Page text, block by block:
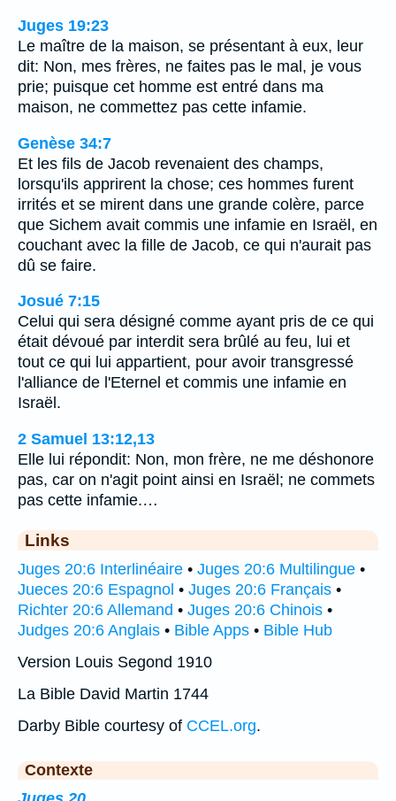
Juges 19:23
Le maître de la maison, se présentant à eux, leur
dit: Non, mes frères, ne faites pas le mal, je vous
prie; puisque cet homme est entré dans ma
maison, ne commettez pas cette infamie.
Genèse 34:7
Et les fils de Jacob revenaient des champs,
lorsqu'ils apprirent la chose; ces hommes furent
irrités et se mirent dans une grande colère, parce
que Sichem avait commis une infamie en Israël, en
couchant avec la fille de Jacob, ce qui n'aurait pas
dû se faire.
Josué 7:15
Celui qui sera désigné comme ayant pris de ce qui
était dévoué par interdit sera brûlé au feu, lui et
tout ce qui lui appartient, pour avoir transgressé
l'alliance de l'Eternel et commis une infamie en
Israël.
2 Samuel 13:12,13
Elle lui répondit: Non, mon frère, ne me déshonore
pas, car on n'agit point ainsi en Israël; ne commets
pas cette infamie.…
Links
Juges 20:6 Interlinéaire • Juges 20:6 Multilingue •
Jueces 20:6 Espagnol • Juges 20:6 Français •
Richter 20:6 Allemand • Juges 20:6 Chinois •
Judges 20:6 Anglais • Bible Apps • Bible Hub
Version Louis Segond 1910
La Bible David Martin 1744
Darby Bible courtesy of CCEL.org.
Contexte